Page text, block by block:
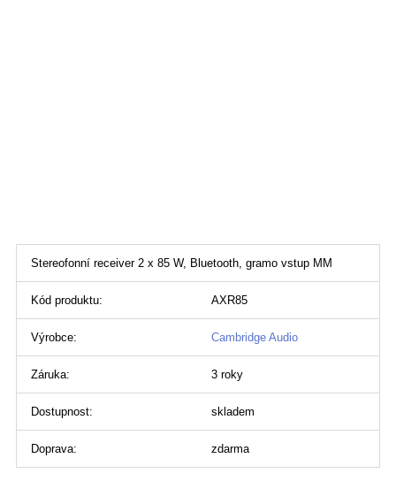
Stereofonní receiver 2 x 85 W, Bluetooth, gramo vstup MM
Kód produktu: AXR85
Výrobce: Cambridge Audio
Záruka: 3 roky
Dostupnost: skladem
Doprava: zdarma